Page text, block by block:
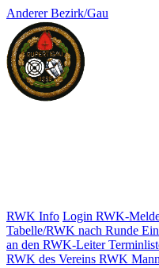
Anderer Bezirk/Gau
RWK Info Login RWK-
Tabelle/RWK nach Runde
an den RWK-Leiter
RWK des Vereins RWK